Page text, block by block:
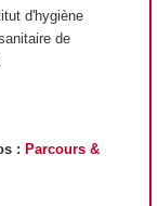
d'hygiène
de
: Parcours &